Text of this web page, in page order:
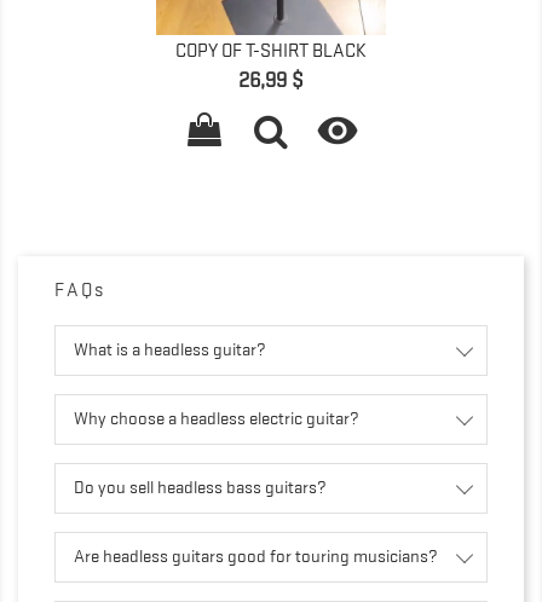
COPY OF T-SHIRT BLACK
Giá
26,99 $

FAQs
What is a headless guitar?
Why choose a headless electric guitar?
Do you sell headless bass guitars?
Are headless guitars good for touring musicians?